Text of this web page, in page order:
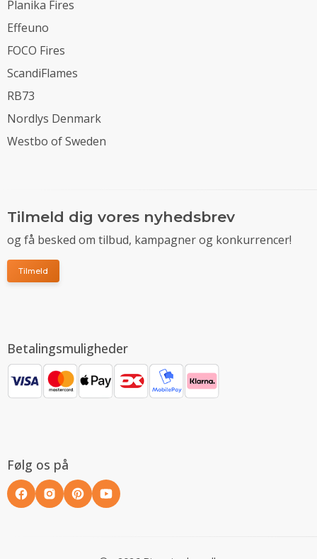
Planika Fires
Effeuno
FOCO Fires
ScandiFlames
RB73
Nordlys Denmark
Westbo of Sweden
Tilmeld dig vores nyhedsbrev
og få besked om tilbud, kampagner og konkurrencer!
Tilmeld
Betalingsmuligheder
Følg os på